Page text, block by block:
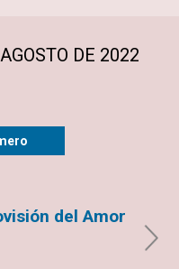
DE 2022
del Amor